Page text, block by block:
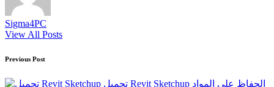
Sigma4PC
View All Posts
Post
navigation
Previous Post
تحميل Revit Sketchup الحفاظ على المواد